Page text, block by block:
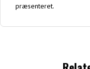
præsenteret.